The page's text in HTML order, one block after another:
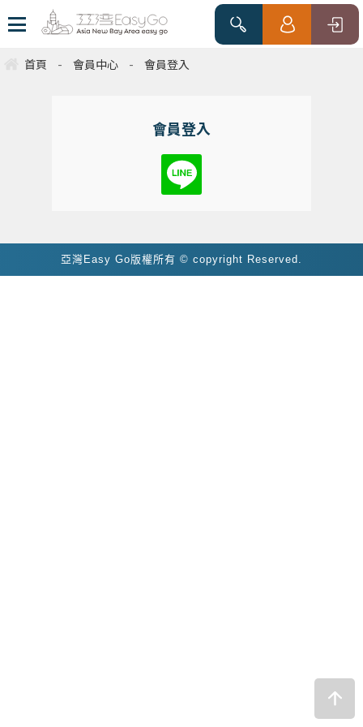
首頁 - 會員中心 - 會員登入
會員登入
亞灣Easy Go版權所有 © copyright Reserved.